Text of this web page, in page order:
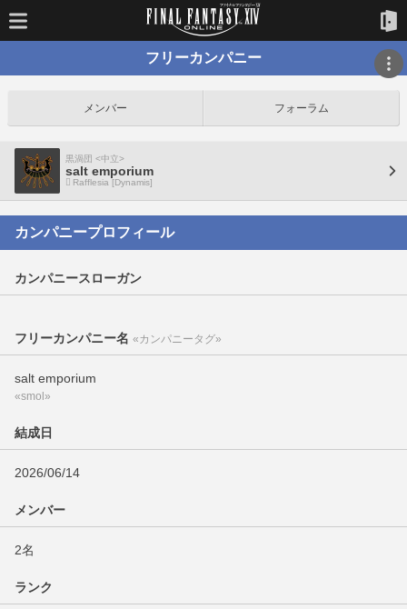
フリーカンパニー
メンバー フォーラム
黒渦団 <中立>
salt emporium
Rafflesia [Dynamis]
カンパニープロフィール
カンパニースローガン
フリーカンパニー名 «カンパニータグ»
salt emporium
«smol»
結成日
2026/06/14
メンバー
2名
ランク